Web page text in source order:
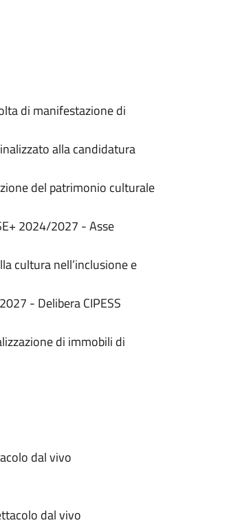
di manifestazione di
alla candidatura
del patrimonio culturale
2024/2027 - Asse
cultura nell’inclusione e
- Delibera CIPESS
di immobili di
dal vivo
dal vivo